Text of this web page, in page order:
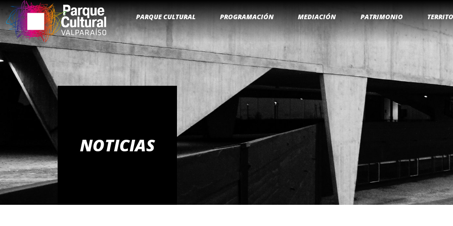
PARQUE CULTURAL PROGRAMACIÓN MEDIACIÓN PATRIMONIO
NOTICIAS